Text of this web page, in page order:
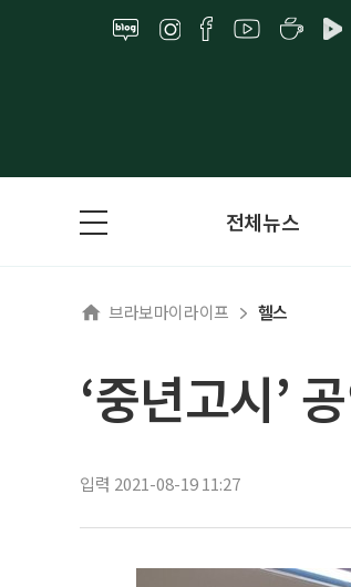
전체뉴스
브라보마이라이프 헬스
‘중년고시’
입력 2021-08-19 11:27